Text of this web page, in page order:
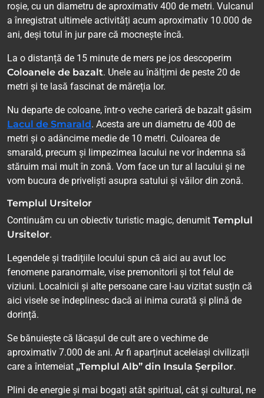
roșie, cu un diametru de aproximativ 400 de metri. Vulcanul
a înregistrat ultimele activități acum aproximativ 10.000 de
ani, deși totul în jur pare că mocnește încă.
La o distanță de 15 minute de mers pe jos descoperim
Coloanele de bazalt. Unele au înălțimi de peste 20 de
metri și te lasă fascinat de măreția lor.
Nu departe de coloane, într-o veche carieră de bazalt găsim
Lacul de Smarald. Acesta are un diametru de 400 de
metri și o adâncime medie de 10 metri. Culoarea de
smarald, precum și limpezimea lacului ne vor îndemna să
stăruim mai mult în zonă. Vom face un tur al lacului și ne
vom bucura de priveliști asupra satului și văilor din zonă.
Templul Ursitelor
Continuăm cu un obiectiv turistic magic, denumit Templul
Ursitelor.
Legendele și tradițiile locului spun că aici au avut loc
fenomene paranormale, vise premonitorii și tot felul de
viziuni. Localnicii și alte persoane care l-au vizitat susțin că
aici visele se îndeplinesc dacă ai inima curată și plină de
dorință.
Se bănuiește că lăcașul de cult are o vechime de
aproximativ 7.000 de ani. Ar fi aparținut aceleiași civilizații
care a întemeiat „Templul Alb” din Insula Șerpilor.
Plini de energie și mai bogați atât spiritual, cât și cultural, ne